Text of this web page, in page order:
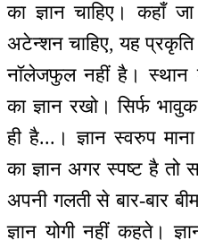
का ज्ञान चाहिए। कहाँ
अटेन्शन चाहिए, यह
नॉलेजफुल नहीं है। स्थान
का ज्ञान रखो। सिर्फ
ही है...। ज्ञान स्वरुप माना
का ज्ञान अगर स्पष्ट है
अपनी गलती से बार-बार
ज्ञान योगी नहीं कहते।